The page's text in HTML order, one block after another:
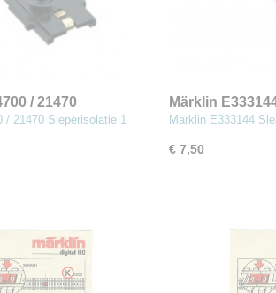
/ 21470
(MBT8)
/ 21470 Sleperisolatie 1
Märklin
Märklin E333144
€ 7,50